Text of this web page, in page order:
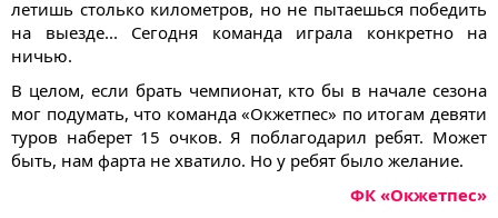
летишь столько километров, но не пытаешься победить
на выезде... Сегодня команда играла конкретно на
ничью.
В целом, если брать чемпионат, кто бы в начале сезона
мог подумать, что команда «Окжетпес» по итогам девяти
туров наберет 15 очков. Я поблагодарил ребят. Может
быть, нам фарта не хватило. Но у ребят было желание.
ФК «Окжетпес»